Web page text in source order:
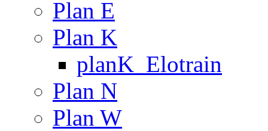
Plan E
Plan K
planK_Elotrain
Plan N
Plan W